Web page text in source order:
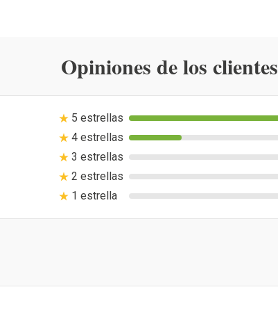
Opiniones de los clientes
5 estrellas
4 estrellas
3 estrellas
2 estrellas
1 estrella